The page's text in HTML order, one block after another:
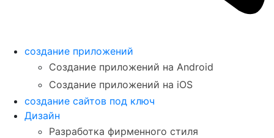
создание приложений
Создание приложений на Android
Создание приложений на iOS
создание сайтов под ключ
Дизайн
Разработка фирменного стиля